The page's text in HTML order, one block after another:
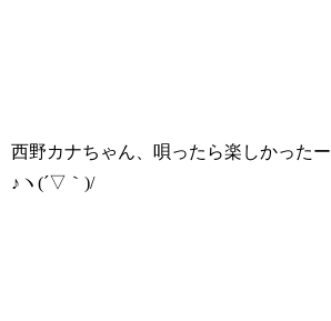
西野カナちゃん、唄ったら楽しかったー
♪ヽ(´▽｀)/